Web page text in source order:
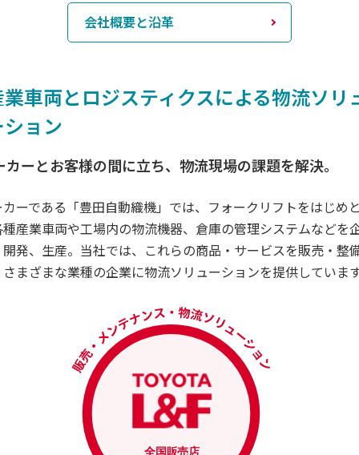
会社概要と沿革
業車両とロジスティクスによる物流ソリ
ション
カーとお客様の間に立ち、物流現場の課題を解決。
カーである「豊田自動織機」では、フォークリフトをはじめ
種産業車両や工場内の物流機器、倉庫の管理システムなどを
発、生産。当社では、これらの商品・サービスを販売・整
さまざまな業種の企業に物流ソリューションを提供していま